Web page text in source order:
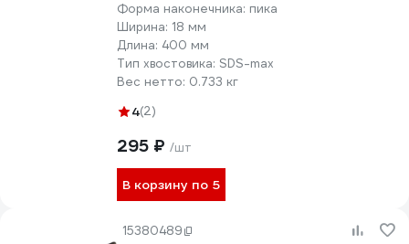
Форма наконечника: пика
Ширина: 18 мм
Длина: 400 мм
Тип хвостовика: SDS-max
Вес нетто: 0.733 кг
4(2)
295 ₽ /шт
В корзину по 5
15380489